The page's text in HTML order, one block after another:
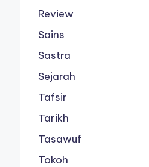
Review
Sains
Sastra
Sejarah
Tafsir
Tarikh
Tasawuf
Tokoh